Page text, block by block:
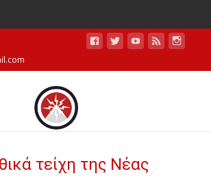
τείχη της Νέας